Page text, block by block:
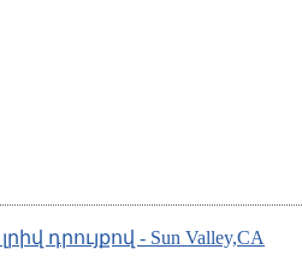
դրույքով - Sun Valley,CA